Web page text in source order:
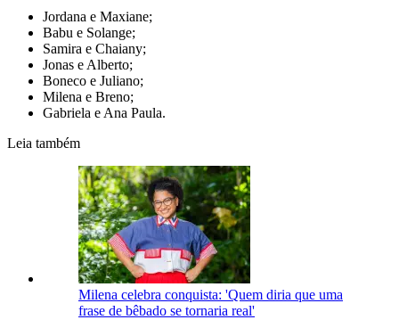
Jordana e Maxiane;
Babu e Solange;
Samira e Chaiany;
Jonas e Alberto;
Boneco e Juliano;
Milena e Breno;
Gabriela e Ana Paula.
Leia também
Milena celebra conquista: 'Quem diria que uma
frase de bêbado se tornaria real'